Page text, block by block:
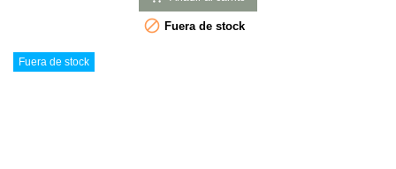
 Fuera de stock
Fuera de stock